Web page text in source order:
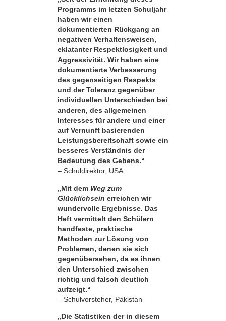
Programms im letzten Schuljahr
haben wir einen
dokumentierten Rückgang an
negativen Verhaltensweisen,
eklatanter Respekt­losigkeit und
Aggressivität. Wir haben eine
dokumentierte Verbesserung
des gegenseitigen Respekts
und der Toleranz gegenüber
individuellen Unterschieden bei
anderen, des allgemeinen
Interesses für andere und einer
auf Vernunft basierenden
Leistungsbereitschaft sowie ein
besseres Verständnis der
Bedeutung des Gebens.“
– Schuldirektor, USA
„Mit dem Weg zum
Glücklichsein erreichen wir
wundervolle Ergebnisse. Das
Heft vermittelt den Schülern
handfeste, praktische
Methoden zur Lösung von
Problemen, denen sie sich
gegenübersehen, da es ihnen
den Unterschied zwischen
richtig und falsch deutlich
aufzeigt.“
– Schulvorsteher, Pakistan
„Die Statistiken der in diesem